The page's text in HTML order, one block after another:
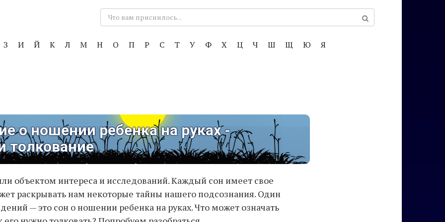
Поиск:
З И Й К Л М Н О П Р С Т У Ф Х Ц Ч Ш Щ Ю Я
о ношении ребенка на руках -
толкование
объектом интереса и исследований. Каждый сон имеет свое
раскрывать нам некоторые тайны нашего подсознания. Один
— это сон о ношении ребенка на руках. Что может означать